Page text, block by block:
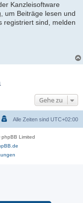
Kanzleisoftware
um Beiträge lesen und
registriert sind, melden
Gehe zu
Alle Zeiten sind UTC+02:00
Limited